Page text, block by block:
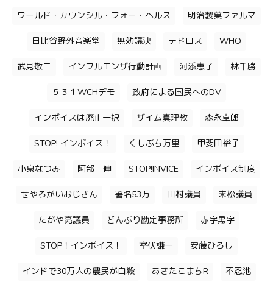
ワールド・カウンシル・フォー・ヘルス 明治製菓ファルマ
日比谷野外音楽堂 無効議決 テドロス WHO
武見敬三 インフルエンザ行動計画 河添恵子 林千勝
５３１WCHデモ 政府による国民へのDV
インボイスは廃止一択 ザイム真理教 森永卓郎
STOP! インボイス！ くしぶち万里 甲斐田裕子
小泉なつみ 阿部 伸 STOP!INVICE インボイス制度
せやろがいおじさん 署名53万 田村議員 末松議員
たがや亮議員 どんぶり勘定事務所 赤字黒字
STOP！インボイス！ 室伏謙一 安藤ひろし
インドで30万人の農民が自殺 あきたこまちR 不忍池